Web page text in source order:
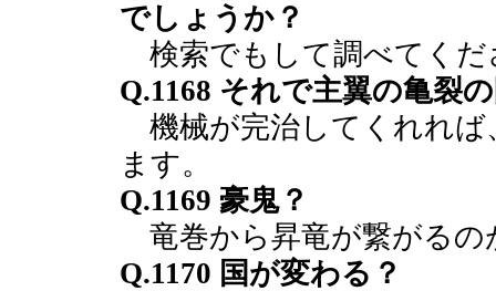
でしょうか？
検索でもして調べてくだ
Q.1168 それで主翼の亀裂
機械が完治してくれれば
ます。
Q.1169 豪鬼？
竜巻から昇竜が繋がるの
Q.1170 国が変わる？